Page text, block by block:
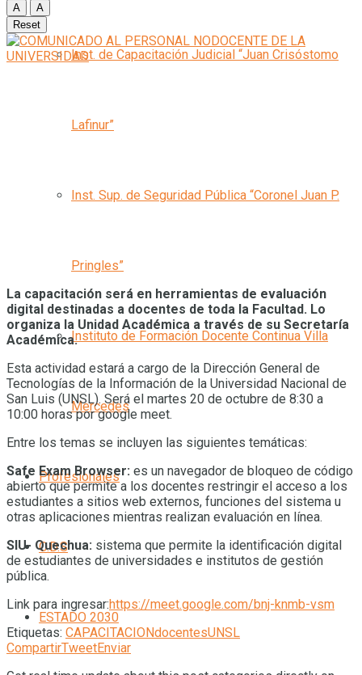
Inst. de Capacitación Judicial “Juan Crisóstomo
Lafinur”
Inst. Sup. de Seguridad Pública “Coronel Juan P.
Pringles”
Instituto de Formación Docente Continua Villa
Mercedes
Profesionales
O.D.S
ESTADO 2030
A
A
Reset
La capacitación será en herramientas de evaluación
digital destinadas a docentes de toda la Facultad. Lo
organiza la Unidad Académica a través de su Secretaría
Académica.
Esta actividad estará a cargo de la Dirección General de
Tecnologías de la Información de la Universidad Nacional de
San Luis (UNSL). Será el martes 20 de octubre de 8:30 a
10:00 horas por google meet.
Entre los temas se incluyen las siguientes temáticas:
Safe Exam Browser: es un navegador de bloqueo de código
abierto que permite a los docentes restringir el acceso a los
estudiantes a sitios web externos, funciones del sistema u
otras aplicaciones mientras realizan evaluación en línea.
SIU- Quechua: sistema que permite la identificación digital
de estudiantes de universidades e institutos de gestión
pública.
Link para ingresar:https://meet.google.com/bnj-knmb-vsm
Etiquetas: CAPACITACIONdocentesUNSL
CompartirTweetEnviar